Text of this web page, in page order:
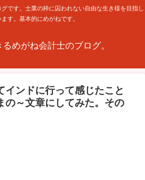
です。士業の枠に囚われない自由な生き様を目指し
す。基本的にめがねです。
めがね会計士のブログ。
インドに行って感じたこと
の～文章にしてみた。その